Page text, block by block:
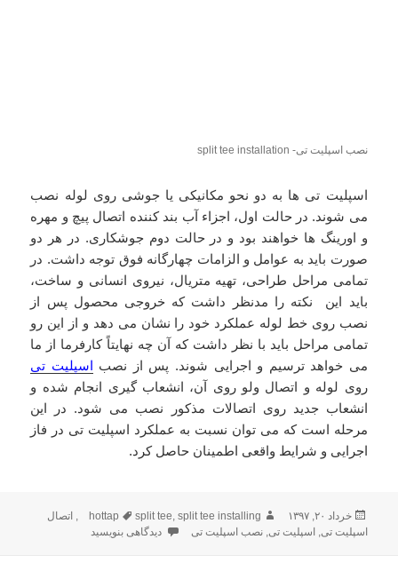
نصب اسپلیت تی- split tee installation
اسپلیت تی ها به دو نحو مکانیکی یا جوشی روی لوله نصب
می شوند. در حالت اول، اجزاء آب بند کننده اتصال پیچ و مهره
و اورینگ ها خواهند بود و در حالت دوم جوشکاری. در هر دو
صورت باید به عوامل و الزامات چهارگانه فوق توجه داشت. در
تمامی مراحل طراحی، تهیه متریال، نیروی انسانی و ساخت،
باید این نکته را مدنظر داشت که خروجی محصول پس از
نصب روی خط لوله عملکرد خود را نشان می دهد و از این رو
تمامی مراحل باید با نظر داشت که آن چه نهایتاً کارفرما از ما
می خواهد ترسیم و اجرایی شوند. پس از نصب اسپلیت تی
روی لوله و اتصال ولو روی آن، انشعاب گیری انجام شده و
انشعاب جدید روی اتصالات مذکور نصب می شود. در این
مرحله است که می توان نسبت به عملکرد اسپلیت تی در فاز
اجرایی و شرایط واقعی اطمینان حاصل کرد.
ارسال
شده
خرداد ۲۰, ۱۳۹۷ نویسنده hottap
برچسب‌هاsplit tee split tee installing
,اتصال
اسپلیت تی ,اسپلیت تی ,نصب اسپلیت تی برای الزامات نصب اسپلیت تی
دیدگاهی بنویسید